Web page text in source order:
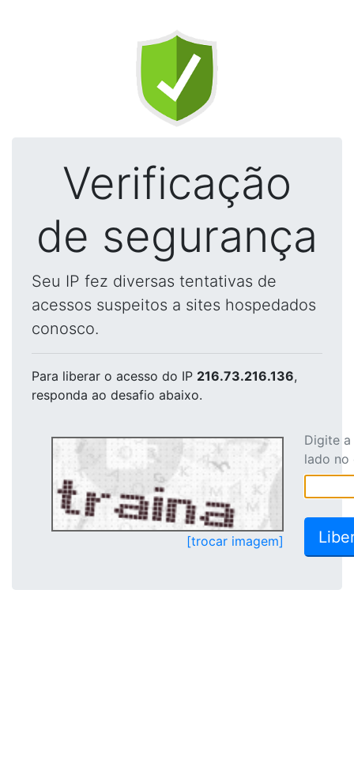
Verificação
de segurança
Seu IP fez diversas tentativas de
acessos suspeitos a sites hospedados
conosco.
Para liberar o acesso do IP 216.73.216.136,
responda ao desafio abaixo.
[trocar imagem]
Digite
lado no